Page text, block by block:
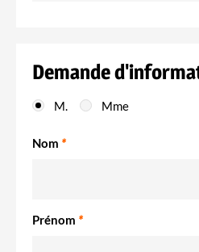
Demande
M. Mme
Nom *
Prénom *